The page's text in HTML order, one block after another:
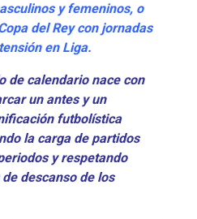
y femeninos, o
del Rey con jornadas
en Liga.
de calendario nace con
un antes y un
futbolística
la carga de partidos
y respetando
descanso de los